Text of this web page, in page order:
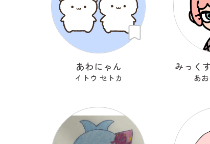
あわにゃん
イトウ セトカ
みっく
あ